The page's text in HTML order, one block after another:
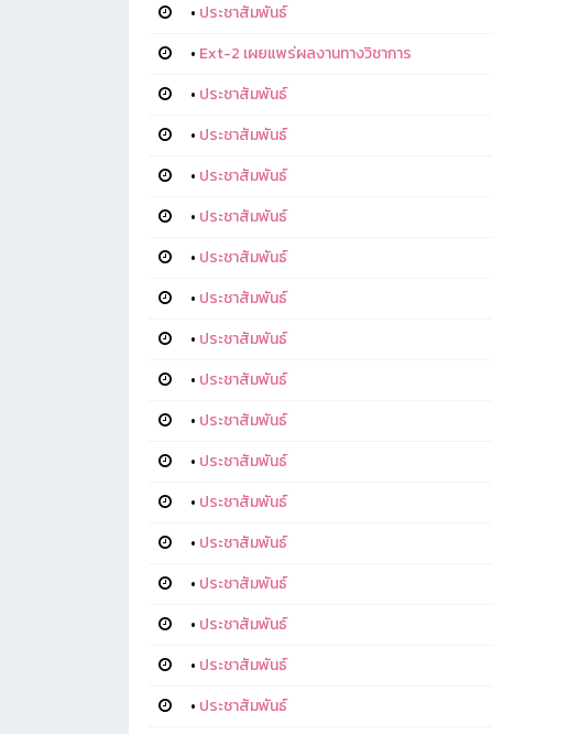
• ประชาสัมพันธ์
• Ext-2 เผยแพร่ผลงานทางวิชาการ
• ประชาสัมพันธ์
• ประชาสัมพันธ์
• ประชาสัมพันธ์
• ประชาสัมพันธ์
• ประชาสัมพันธ์
• ประชาสัมพันธ์
• ประชาสัมพันธ์
• ประชาสัมพันธ์
• ประชาสัมพันธ์
• ประชาสัมพันธ์
• ประชาสัมพันธ์
• ประชาสัมพันธ์
• ประชาสัมพันธ์
• ประชาสัมพันธ์
• ประชาสัมพันธ์
• ประชาสัมพันธ์